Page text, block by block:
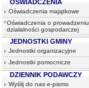
OŚWIADCZENIA
Oświadczenia majątkowe
Oświadczenia o prowadzeniu
działalności gospodarczej
JEDNOSTKI GMINY
Jednostki organizacyjne
Jednostki pomocnicze
DZIENNIK PODAWCZY
Wyślij do nas e-pismo